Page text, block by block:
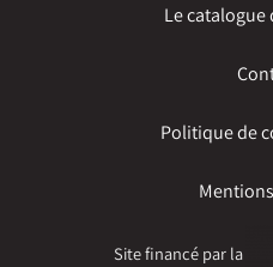
Le
Politique de
Site financé par la